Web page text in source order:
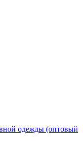
одежды (оптовый